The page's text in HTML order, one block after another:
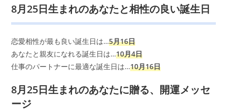
8月25日生まれのあなたと相性の良い誕生日
恋愛相性が最も良い誕生日は…5月16日
あなたと親友になれる誕生日は…10月4日
仕事のパートナーに最適な誕生日は…10月16日
8月25日生まれのあなたに贈る、開運メッセ
ージ